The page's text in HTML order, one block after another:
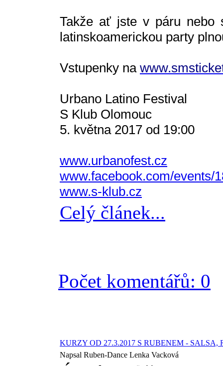
Takže ať jste v páru nebo
latinskoamerickou party
Vstupenky na
Urbano Latino Festival
S Klub Olomouc
5. května 2017 od 19:00
www.urbanofest.cz
www.facebook.com/events/
www.s-klub.cz
Celý článek...
Počet komentářů: 0
KURZY OD 27.3.2017 S RUBENEM -
Napsal Ruben-Dance Lenka Vacková